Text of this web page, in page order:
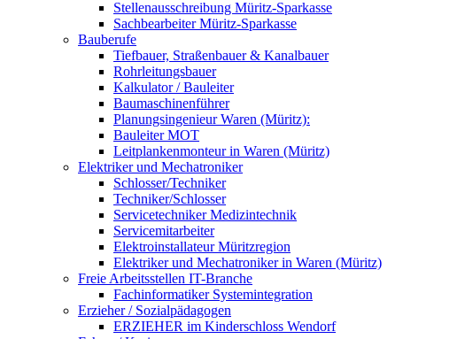
Stellenausschreibung Müritz-Sparkasse
Sachbearbeiter Müritz-Sparkasse
Bauberufe
Tiefbauer, Straßenbauer & Kanalbauer
Rohrleitungsbauer
Kalkulator / Bauleiter
Baumaschinenführer
Planungsingenieur Waren (Müritz):
Bauleiter MOT
Leitplankenmonteur in Waren (Müritz)
Elektriker und Mechatroniker
Schlosser/Techniker
Techniker/Schlosser
Servicetechniker Medizintechnik
Servicemitarbeiter
Elektroinstallateur Müritzregion
Elektriker und Mechatroniker in Waren (Müritz)
Freie Arbeitsstellen IT-Branche
Fachinformatiker Systemintegration
Erzieher / Sozialpädagogen
ERZIEHER im Kinderschloss Wendorf